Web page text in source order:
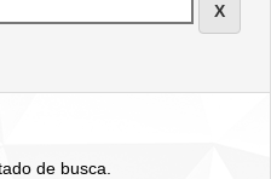
de busca.